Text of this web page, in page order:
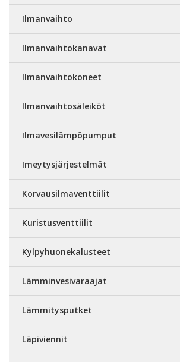
Ilmanvaihto
Ilmanvaihtokanavat
Ilmanvaihtokoneet
Ilmanvaihtosäleiköt
Ilmavesilämpöpumput
Imeytysjärjestelmät
Korvausilmaventtiilit
Kuristusventtiilit
Kylpyhuonekalusteet
Lämminvesivaraajat
Lämmitysputket
Läpiviennit